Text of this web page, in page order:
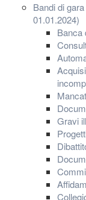
Bandi di
01.01.2024)
Banca
Gravi